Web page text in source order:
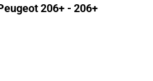
206+ - 206+